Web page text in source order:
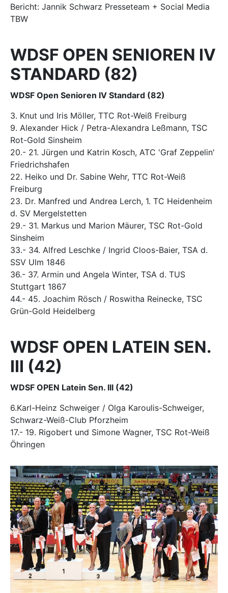
Bericht: Jannik Schwarz Presseteam + Social Media
TBW
WDSF OPEN SENIOREN IV
STANDARD (82)
WDSF Open Senioren IV Standard (82)
3. Knut und Iris Möller, TTC Rot-Weiß Freiburg
9. Alexander Hick / Petra-Alexandra Leßmann, TSC
Rot-Gold Sinsheim
20.- 21. Jürgen und Katrin Kosch, ATC 'Graf Zeppelin'
Friedrichshafen
22. Heiko und Dr. Sabine Wehr, TTC Rot-Weiß
Freiburg
23. Dr. Manfred und Andrea Lerch, 1. TC Heidenheim
d. SV Mergelstetten
29.- 31. Markus und Marion Mäurer, TSC Rot-Gold
Sinsheim
33.- 34. Alfred Leschke / Ingrid Cloos-Baier, TSA d.
SSV Ulm 1846
36.- 37. Armin und Angela Winter, TSA d. TUS
Stuttgart 1867
44.- 45. Joachim Rösch / Roswitha Reinecke, TSC
Grün-Gold Heidelberg
WDSF OPEN LATEIN SEN.
III (42)
WDSF OPEN Latein Sen. III (42)
6.Karl-Heinz Schweiger / Olga Karoulis-Schweiger,
Schwarz-Weiß-Club Pforzheim
17.- 19. Rigobert und Simone Wagner, TSC Rot-Weiß
Öhringen